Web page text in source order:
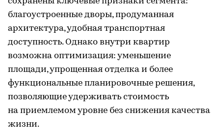
благоустроенные дворы, продуманная
архитектура, удобная транспортная
доступность. Однако внутри квартир
возможна оптимизация: уменьшение
площади, упрощенная отделка и более
функциональные планировочные решения,
позволяющие удерживать стоимость
на приемлемом уровне без снижения качества
жизни.